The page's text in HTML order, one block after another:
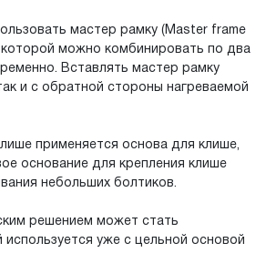
мастер рамку (Master frame
можно комбинировать по два
Вставлять мастер рамку
и с обратной стороны нагреваемой
применяется основа для клише,
основание для крепления клише
небольших болтиков.
решением может стать
уже с цельной основой